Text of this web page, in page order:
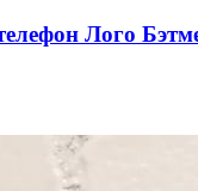
Лого